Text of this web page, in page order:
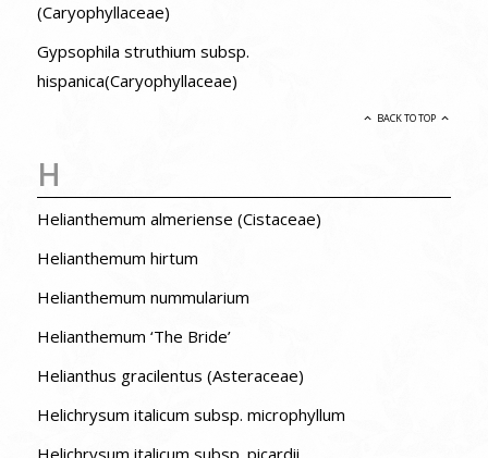
(Caryophyllaceae)
Gypsophila struthium subsp.
hispanica(Caryophyllaceae)
BACK TO TOP
H
Helianthemum almeriense (Cistaceae)
Helianthemum hirtum
Helianthemum nummularium
Helianthemum ‘The Bride’
Helianthus gracilentus (Asteraceae)
Helichrysum italicum subsp. microphyllum
Helichrysum italicum subsp. picardii